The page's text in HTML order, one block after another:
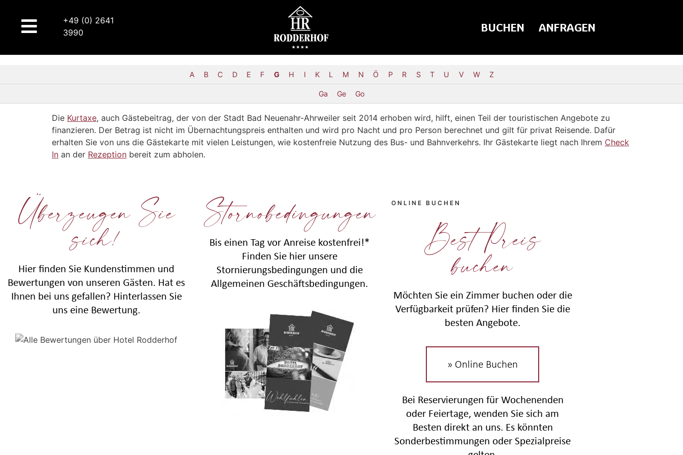
+49 (0) 2641
3990
BUCHEN ANFRAGEN
A B C D E F G H I K L M N Ö P R S T U V W Z
Ga Ge Go
Die Kurtaxe, auch Gästebeitrag, der von der Stadt Bad Neuenahr-Ahrweiler seit 2014 erhoben wird, hilft, einen Teil der touristischen Angebote zu
finanzieren. Der Betrag ist nicht im Übernachtungspreis enthalten und wird pro Nacht und pro Person berechnet und gilt für privat Reisende. Dafür
erhalten Sie von uns die Gästekarte mit vielen Leistungen, wie kostenfreie Nutzung des Bus- und Bahnverkehrs. Ihr Gästekarte liegt nach Ihrem Check
In an der Rezeption bereit zum abholen.
Überzeugen Sie
sich!
Hier finden Sie Kundenstimmen und
Bewertungen von unseren Gästen. Hat es
Ihnen bei uns gefallen? Hinterlassen Sie
uns eine Bewertung.
Stornobedingungen
Bis einen Tag vor Anreise kostenfrei!*
Finden Sie hier unsere
Stornierungsbedingungen und die
Allgemeinen Geschäftsbedingungen.
ONLINE BUCHEN
Best Preis
buchen
Möchten Sie ein Zimmer buchen oder die
Verfügbarkeit prüfen? Hier finden Sie die
besten Angebote.
» Online Buchen
Bei Reservierungen für Wochenenden
oder Feiertage, wenden Sie sich am
Besten direkt an uns. Es könnten
Sonderbestimmungen oder Spezialpreise